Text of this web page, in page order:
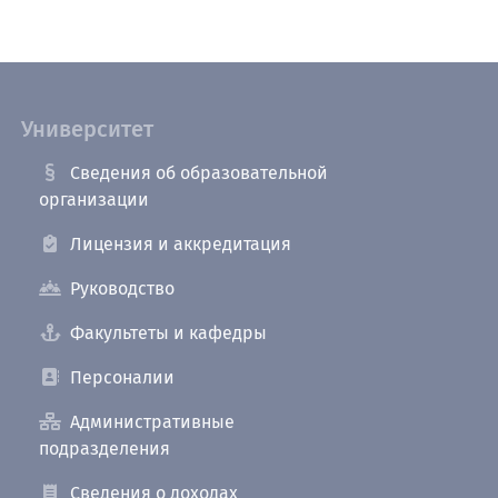
Университет
Сведения об образовательной
организации
Лицензия и аккредитация
Руководство
Факультеты и кафедры
Персоналии
Административные
подразделения
Сведения о доходах